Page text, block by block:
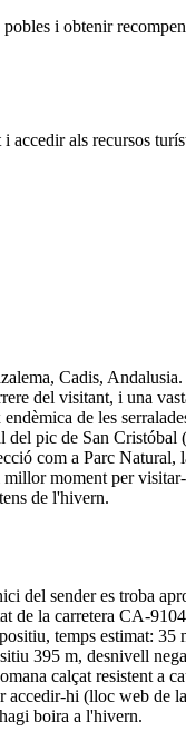
i obtenir
als recursos
Cadis,
del visitant, i una
de les
pic de San
com a Parc Natural,
moment per
de l'hivern.
del sender es troba
la carretera CA-
temps estimat:
395 m, desnivell
calçat resistent a
hi (lloc web de
boira a l'hivern.